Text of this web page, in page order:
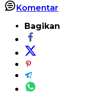
Komentar
Bagikan